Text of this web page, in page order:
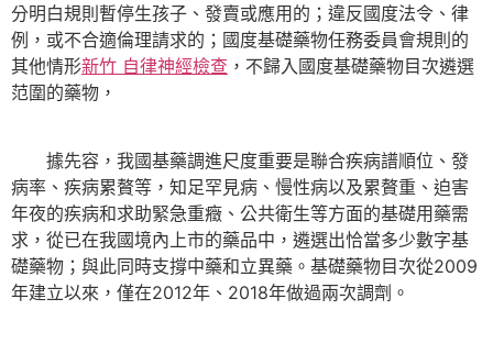
分明白規則暫停生孩子、發賣或應用的；違反國度法令、律
例，或不合適倫理請求的；國度基礎藥物任務委員會規則的
其他情形新竹 自律神經檢查 ，不歸入國度基礎藥物目次遴選
范圍的藥物，
據先容，我國基藥調進尺度重要是聯合疾病譜順位、發
病率、疾病累贅等，知足罕見病、慢性病以及累贅重、迫害
年夜的疾病和求助緊急重癥、公共衛生等方面的基礎用藥需
求，從已在我國境內上市的藥品中，遴選出恰當多少數字基
礎藥物；與此同時支撐中藥和立異藥。基礎藥物目次從2009
年建立以來，僅在2012年、2018年做過兩次調劑。